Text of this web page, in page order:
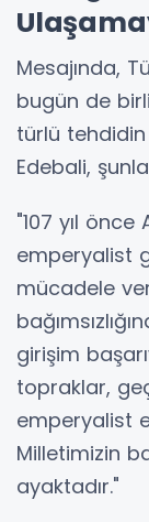
Mesajında,
bugün de
türlü
Edebali,
"107 yıl
emperyalist
mücadele
girişim
topraklar,
emperyalist
Milletimizin
ayaktadır."